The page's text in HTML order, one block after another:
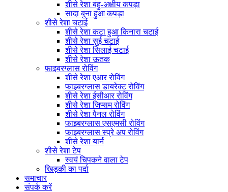
शीसे रेशा बहु-अक्षीय कपड़ा
सादा बुना हुआ कपड़ा
शीसे रेशा चटाई
शीसे रेशा कटा हुआ किनारा चटाई
शीसे रेशा सुई चटाई
शीसे रेशा सिलाई चटाई
शीसे रेशा ऊतक
फाइबरग्लास रोविंग
शीसे रेशा एआर रोविंग
फाइबरग्लास डायरेक्ट रोविंग
शीसे रेशा ईसीआर रोविंग
शीसे रेशा जिप्सम रोविंग
शीसे रेशा पैनल रोविंग
फाइबरग्लास एसएमसी रोविंग
फाइबरग्लास स्प्रे अप रोविंग
शीसे रेशा यार्न
शीसे रेशा टेप
स्वयं चिपकने वाला टेप
खिड़की का पर्दा
समाचार
संपर्क करें